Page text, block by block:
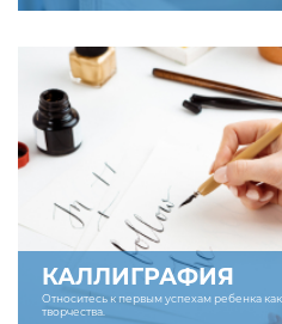
КАЛЛИГРАФИЯ
Относитесь к первым успехам ребенка
творчества.